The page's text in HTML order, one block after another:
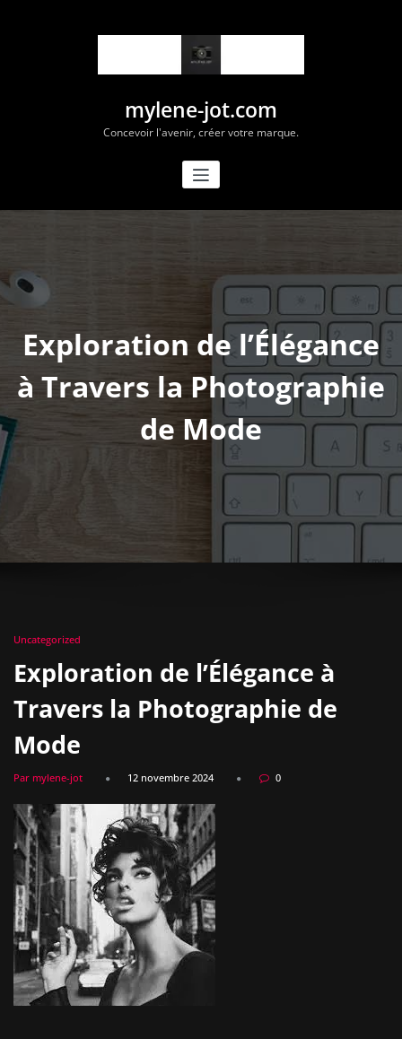
mylene-jot.com
Concevoir l'avenir, créer votre marque.
Exploration de l’Élégance
à Travers la Photographie
de Mode
Uncategorized
Exploration de l’Élégance à
Travers la Photographie de
Mode
Par mylene-jot 12 novembre 2024 0